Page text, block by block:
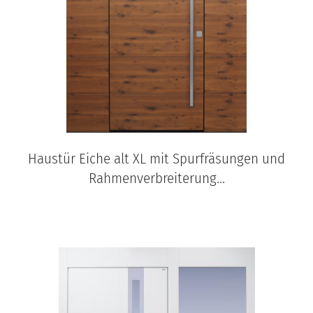
Haustür Eiche alt XL mit Spurfräsungen und
Rahmenverbreiterung...